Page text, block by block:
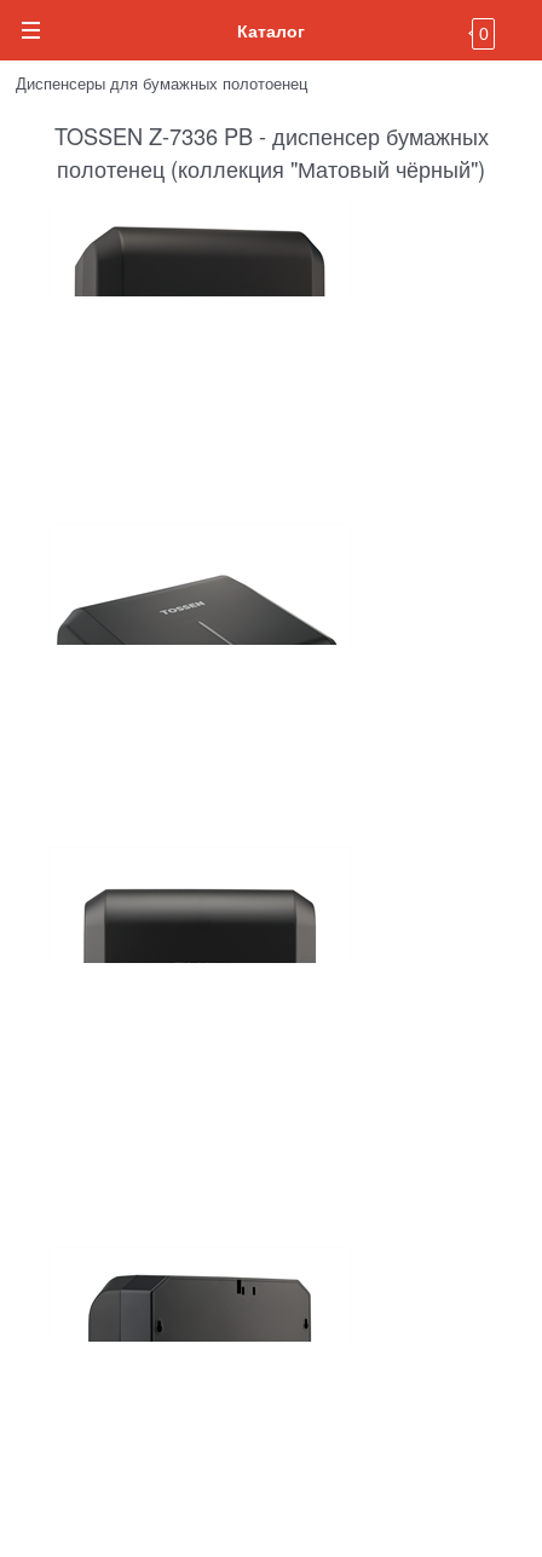
Каталог 0
Диспенсеры для бумажных полотоенец
TOSSEN Z-7336 PB - диспенсер бумажных
полотенец (коллекция "Матовый чёрный")